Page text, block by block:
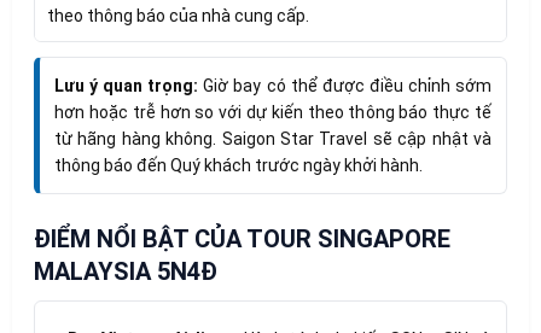
theo thông báo của nhà cung cấp.
Lưu ý quan trọng: Giờ bay có thể được điều chỉnh sớm
hơn hoặc trễ hơn so với dự kiến theo thông báo thực tế
từ hãng hàng không. Saigon Star Travel sẽ cập nhật và
thông báo đến Quý khách trước ngày khởi hành.
ĐIỂM NỔI BẬT CỦA TOUR SINGAPORE
MALAYSIA 5N4Đ